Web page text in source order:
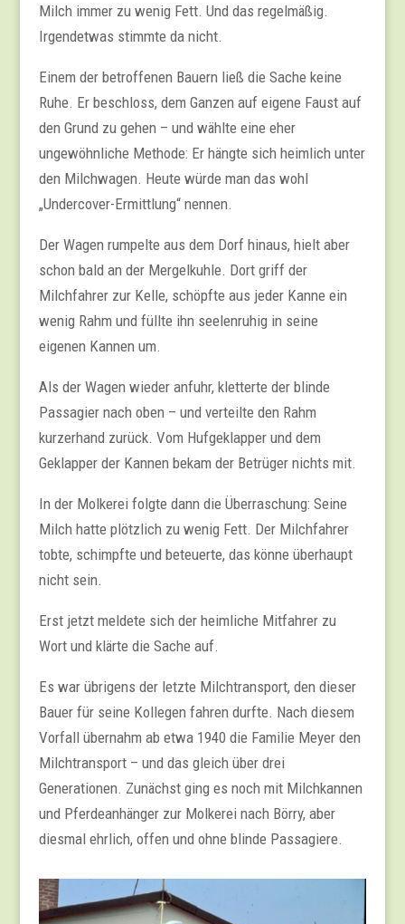
Milch immer zu wenig Fett. Und das regelmäßig.
Irgendetwas stimmte da nicht.
Einem der betroffenen Bauern ließ die Sache keine
Ruhe. Er beschloss, dem Ganzen auf eigene Faust auf
den Grund zu gehen – und wählte eine eher
ungewöhnliche Methode: Er hängte sich heimlich unter
den Milchwagen. Heute würde man das wohl
„Undercover-Ermittlung“ nennen.
Der Wagen rumpelte aus dem Dorf hinaus, hielt aber
schon bald an der Mergelkuhle. Dort griff der
Milchfahrer zur Kelle, schöpfte aus jeder Kanne ein
wenig Rahm und füllte ihn seelenruhig in seine
eigenen Kannen um.
Als der Wagen wieder anfuhr, kletterte der blinde
Passagier nach oben – und verteilte den Rahm
kurzerhand zurück. Vom Hufgeklapper und dem
Geklapper der Kannen bekam der Betrüger nichts mit.
In der Molkerei folgte dann die Überraschung: Seine
Milch hatte plötzlich zu wenig Fett. Der Milchfahrer
tobte, schimpfte und beteuerte, das könne überhaupt
nicht sein.
Erst jetzt meldete sich der heimliche Mitfahrer zu
Wort und klärte die Sache auf.
Es war übrigens der letzte Milchtransport, den dieser
Bauer für seine Kollegen fahren durfte. Nach diesem
Vorfall übernahm ab etwa 1940 die Familie Meyer den
Milchtransport – und das gleich über drei
Generationen. Zunächst ging es noch mit Milchkannen
und Pferdeanhänger zur Molkerei nach Börry, aber
diesmal ehrlich, offen und ohne blinde Passagiere.